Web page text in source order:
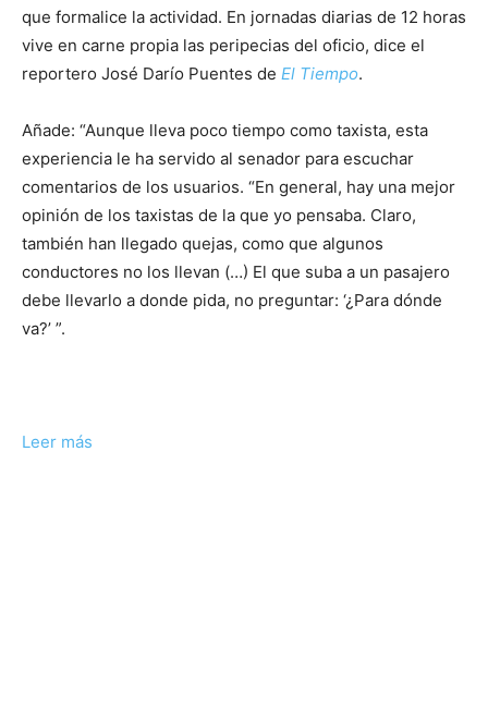
que formalice la actividad. En jornadas diarias de 12 horas
vive en carne propia las peripecias del oficio, dice el
reportero José Darío Puentes de El Tiempo.
Añade: “Aunque lleva poco tiempo como taxista, esta
experiencia le ha servido al senador para escuchar
comentarios de los usuarios. “En general, hay una mejor
opinión de los taxistas de la que yo pensaba. Claro,
también han llegado quejas, como que algunos
conductores no los llevan (…) El que suba a un pasajero
debe llevarlo a donde pida, no preguntar: ‘¿Para dónde
va?’ ”.
Leer más